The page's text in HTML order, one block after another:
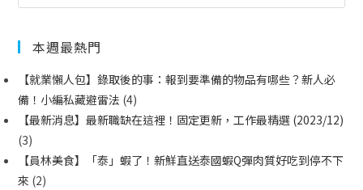
本週最熱門
【就業懶人包】錄取後的事：報到要準備的物品有哪些？新人必
備！小編私藏避雷法 (4)
【最新消息】最新職缺在這裡！固定更新，工作最精選 (2023/12)
(3)
【員林美食】「泰」蝦了！新鮮直送泰國蝦Q彈肉質好吃到停不下
來 (2)